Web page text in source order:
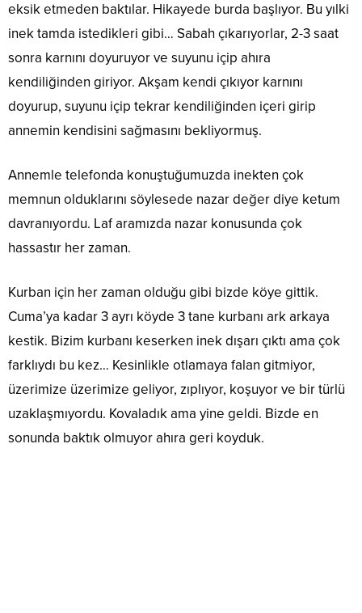
eksik etmeden baktılar. Hikayede burda başlıyor. Bu yılki
inek tamda istedikleri gibi… Sabah çıkarıyorlar, 2-3 saat
sonra karnını doyuruyor ve suyunu içip ahıra
kendiliğinden giriyor. Akşam kendi çıkıyor karnını
doyurup, suyunu içip tekrar kendiliğinden içeri girip
annemin kendisini sağmasını bekliyormuş.
Annemle telefonda konuştuğumuzda inekten çok
memnun olduklarını söylesede nazar değer diye ketum
davranıyordu. Laf aramızda nazar konusunda çok
hassastır her zaman.
Kurban için her zaman olduğu gibi bizde köye gittik.
Cuma’ya kadar 3 ayrı köyde 3 tane kurbanı ark arkaya
kestik. Bizim kurbanı keserken inek dışarı çıktı ama çok
farklıydı bu kez… Kesinlikle otlamaya falan gitmiyor,
üzerimize üzerimize geliyor, zıplıyor, koşuyor ve bir türlü
uzaklaşmıyordu. Kovaladık ama yine geldi. Bizde en
sonunda baktık olmuyor ahıra geri koyduk.